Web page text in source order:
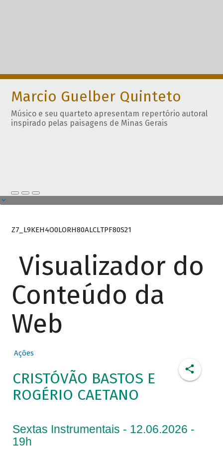
Marcio Guelber Quinteto
Músico e seu quarteto apresentam repertório autoral
inspirado pelas paisagens de Minas Gerais
Z7_L9KEH4O0LORH80ALCLTPF80S21
Visualizador do
Conteúdo da
Web
Ações
CRISTÓVÃO BASTOS E
ROGÉRIO CAETANO
Sextas Instrumentais - 12.06.2026 -
19h